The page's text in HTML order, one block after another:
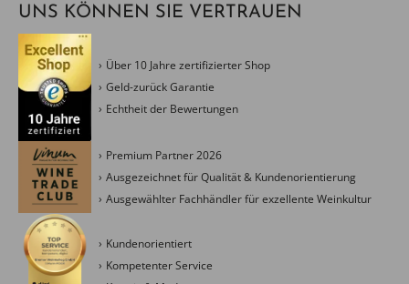
UNS KÖNNEN SIE VERTRAUEN
Über 10 Jahre zertifizierter Shop
Geld-zurück Garantie
Echtheit der Bewertungen
Premium Partner 2026
Ausgezeichnet für Qualität & Kundenorientierung
Ausgewählter Fachhändler für exzellente Weinkultur
Kundenorientiert
Kompetenter Service